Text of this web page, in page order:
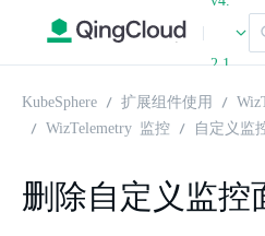
|
2.1
KubeSphere 扩展组件使用
WizTelemetry 监控
自定义监
删除自定义监控